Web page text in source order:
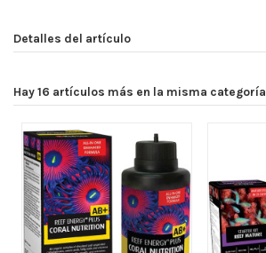
Detalles del artículo
Hay 16 artículos más en la misma categoría